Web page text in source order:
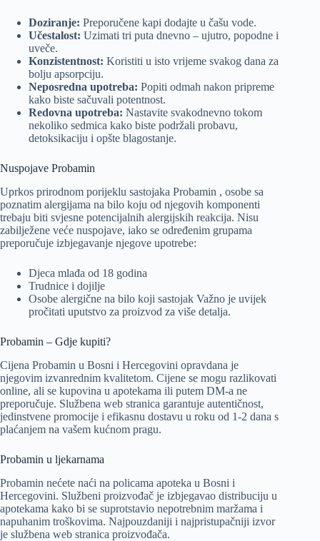
Doziranje: Preporučene kapi dodajte u čašu vode.
Učestalost: Uzimati tri puta dnevno – ujutro, popodne i
uveče.
Konzistentnost: Koristiti u isto vrijeme svakog dana za
bolju apsorpciju.
Neposredna upotreba: Popiti odmah nakon pripreme
kako biste sačuvali potentnost.
Redovna upotreba: Nastavite svakodnevno tokom
nekoliko sedmica kako biste podržali probavu,
detoksikaciju i opšte blagostanje.
Nuspojave Probamin
Uprkos prirodnom porijeklu sastojaka Probamin , osobe sa
poznatim alergijama na bilo koju od njegovih komponenti
trebaju biti svjesne potencijalnih alergijskih reakcija. Nisu
zabilježene veće nuspojave, iako se određenim grupama
preporučuje izbjegavanje njegove upotrebe:
Djeca mlađa od 18 godina
Trudnice i dojilje
Osobe alergične na bilo koji sastojak Važno je uvijek
pročitati uputstvo za proizvod za više detalja.
Probamin – Gdje kupiti?
Cijena Probamin u Bosni i Hercegovini opravdana je
njegovim izvanrednim kvalitetom. Cijene se mogu razlikovati
online, ali se kupovina u apotekama ili putem DM-a ne
preporučuje. Službena web stranica garantuje autentičnost,
jedinstvene promocije i efikasnu dostavu u roku od 1-2 dana s
plaćanjem na vašem kućnom pragu.
Probamin u ljekarnama
Probamin nećete naći na policama apoteka u Bosni i
Hercegovini. Službeni proizvođač je izbjegavao distribuciju u
apotekama kako bi se suprotstavio nepotrebnim maržama i
napuhanim troškovima. Najpouzdaniji i najpristupačniji izvor
je službena web stranica proizvođača.